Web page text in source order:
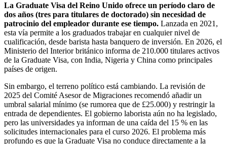
La Graduate Visa del Reino Unido ofrece un período claro de
dos años (tres para titulares de doctorado) sin necesidad de
patrocinio del empleador durante ese tiempo. Lanzada en 2021,
esta vía permite a los graduados trabajar en cualquier nivel de
cualificación, desde barista hasta banquero de inversión. En 2026, el
Ministerio del Interior británico informa de 210.000 titulares activos
de la Graduate Visa, con India, Nigeria y China como principales
países de origen.
Sin embargo, el terreno político está cambiando. La revisión de
2025 del Comité Asesor de Migraciones recomendó añadir un
umbral salarial mínimo (se rumorea que de £25.000) y restringir la
entrada de dependientes. El gobierno laborista aún no ha legislado,
pero las universidades ya informan de una caída del 15 % en las
solicitudes internacionales para el curso 2026. El problema más
profundo es que la Graduate Visa no conduce directamente a la